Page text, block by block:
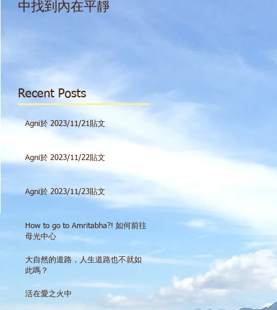
Agni於 2023/11/21貼文
Agni於 2023/11/22貼文
Agni於 2023/11/23貼文
How to go to Amritabha?! 如何前往
母光中心
大自然的道路，人生道路也不就如
此嗎？
活在愛之火中
Recent Posts
中找到內在平靜